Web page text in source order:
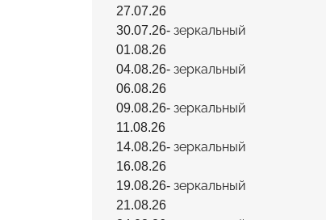
27.07.26
30.07.26- зеркальный
01.08.26
04.08.26- зеркальный
06.08.26
09.08.26- зеркальный
11.08.26
14.08.26- зеркальный
16.08.26
19.08.26- зеркальный
21.08.26